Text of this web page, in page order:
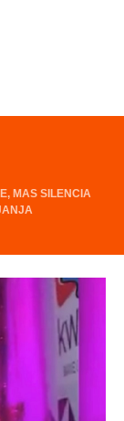
MAS SILENCIA